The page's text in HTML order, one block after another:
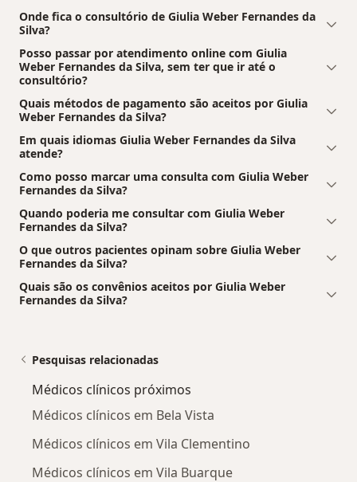
Onde fica o consultório de Giulia Weber Fernandes da
Silva?
Posso passar por atendimento online com Giulia
Weber Fernandes da Silva, sem ter que ir até o
consultório?
Quais métodos de pagamento são aceitos por Giulia
Weber Fernandes da Silva?
Em quais idiomas Giulia Weber Fernandes da Silva
atende?
Como posso marcar uma consulta com Giulia Weber
Fernandes da Silva?
Quando poderia me consultar com Giulia Weber
Fernandes da Silva?
O que outros pacientes opinam sobre Giulia Weber
Fernandes da Silva?
Quais são os convênios aceitos por Giulia Weber
Fernandes da Silva?
Pesquisas relacionadas
Médicos clínicos próximos
Médicos clínicos em Bela Vista
Médicos clínicos em Vila Clementino
Médicos clínicos em Vila Buarque